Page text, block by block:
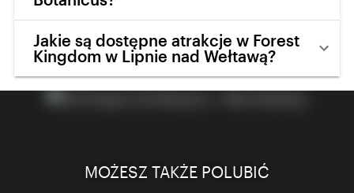
Jakie są dostępne atrakcje w Forest
Kingdom w Lipnie nad Wełtawą?
MOŻESZ TAKŻE POLUBIĆ